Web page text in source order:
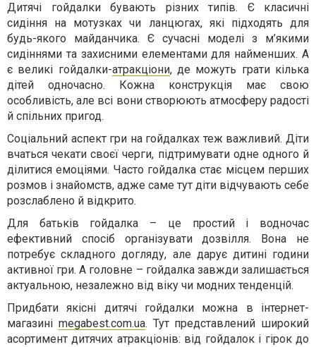
Дитячі гойдалки бувають різних типів. Є класичні
сидіння на мотузках чи ланцюгах, які підходять для
будь-якого майданчика. Є сучасні моделі з м’якими
сидіннями та захисними елементами для найменших. А
є великі гойдалки-атракціони, де можуть грати кілька
дітей одночасно. Кожна конструкція має свою
особливість, але всі вони створюють атмосферу радості
й спільних пригод.
Соціальний аспект гри на гойдалках теж важливий. Діти
вчаться чекати своєї черги, підтримувати одне одного й
ділитися емоціями. Часто гойдалка стає місцем перших
розмов і знайомств, адже саме тут діти відчувають себе
розслаблено й відкрито.
Для батьків гойдалка – це простий і водночас
ефективний спосіб організувати дозвілля. Вона не
потребує складного догляду, але дарує дитині години
активної гри. А головне – гойдалка завжди залишається
актуальною, незалежно від віку чи модних тенденцій.
Придбати якісні дитячі гойдалки можна в інтернет-
магазині megabest.com.ua. Тут представлений широкий
асортимент дитячих атракціонів: від гойдалок і гірок до